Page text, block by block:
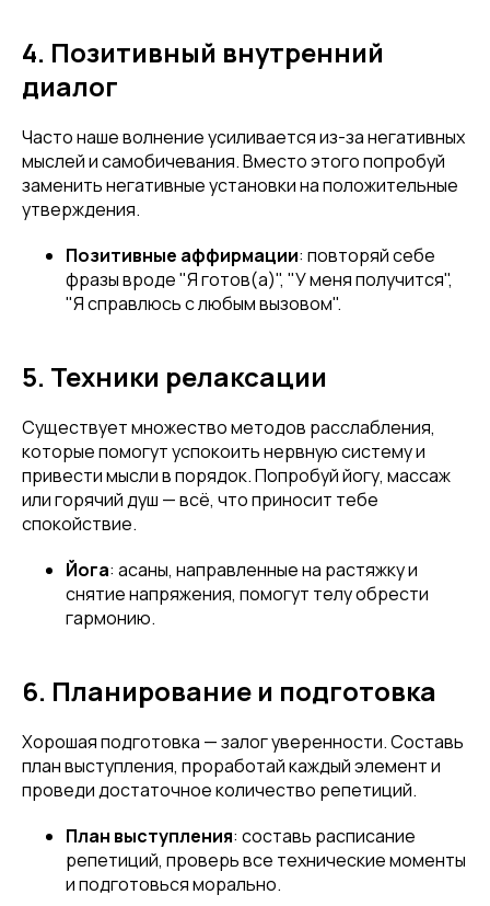
4. Позитивный внутренний
диалог
Часто наше волнение усиливается из-за негативных
мыслей и самобичевания. Вместо этого попробуй
заменить негативные установки на положительные
утверждения.
Позитивные аффирмации: повторяй себе
фразы вроде "Я готов(а)", "У меня получится",
"Я справлюсь с любым вызовом".
5. Техники релаксации
Существует множество методов расслабления,
которые помогут успокоить нервную систему и
привести мысли в порядок. Попробуй йогу, массаж
или горячий душ — всё, что приносит тебе
спокойствие.
Йога: асаны, направленные на растяжку и
снятие напряжения, помогут телу обрести
гармонию.
6. Планирование и подготовка
Хорошая подготовка — залог уверенности. Составь
план выступления, проработай каждый элемент и
проведи достаточное количество репетиций.
План выступления: составь расписание
репетиций, проверь все технические моменты
и подготовься морально.